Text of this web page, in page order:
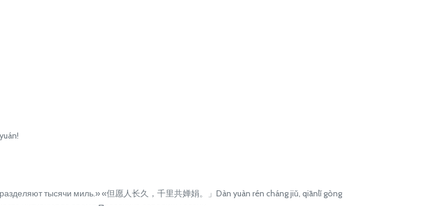
тысячи миль.» «但愿人长久，千里共婵娟。」Dàn yuàn rén cháng jiǔ, qiānlǐ gòng